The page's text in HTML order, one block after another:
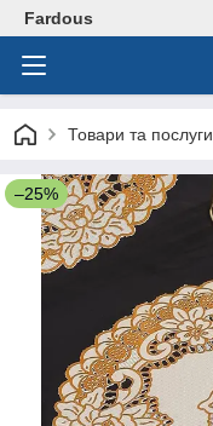
Fardous
Товари та послуги
–25%